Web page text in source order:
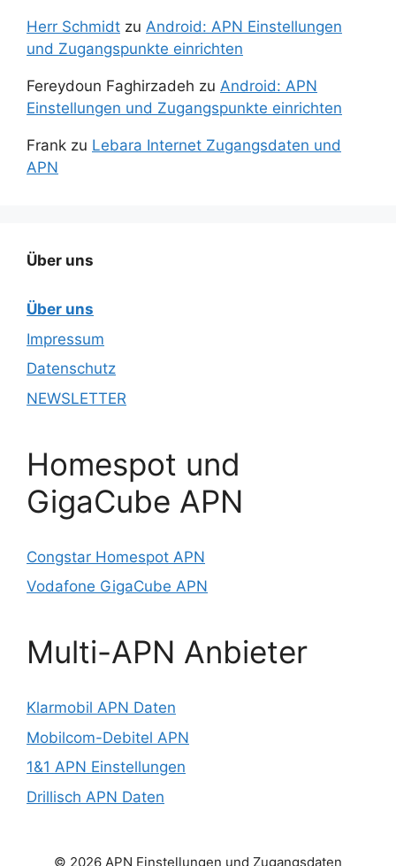
Herr Schmidt zu Android: APN Einstellungen
und Zugangspunkte einrichten
Fereydoun Faghirzadeh zu Android: APN
Einstellungen und Zugangspunkte einrichten
Frank zu Lebara Internet Zugangsdaten und
APN
Über uns
Über uns
Impressum
Datenschutz
NEWSLETTER
Homespot und
GigaCube APN
Congstar Homespot APN
Vodafone GigaCube APN
Multi-APN Anbieter
Klarmobil APN Daten
Mobilcom-Debitel APN
1&1 APN Einstellungen
Drillisch APN Daten
© 2026 APN Einstellungen und Zugangsdaten